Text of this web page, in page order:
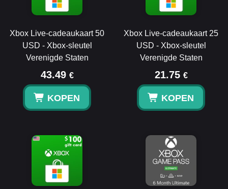
Xbox Live-cadeaukaart 50
USD - Xbox-sleutel
Verenigde Staten
43.49 €
KOPEN
Xbox Live-cadeaukaart 25
USD - Xbox-sleutel
Verenigde Staten
21.75 €
KOPEN